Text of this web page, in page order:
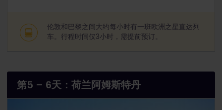
伦敦和巴黎之间大约每小时有一班欧洲之星直达列
车。行程时间仅3小时，需提前预订。
第5 – 6天：荷兰阿姆斯特丹